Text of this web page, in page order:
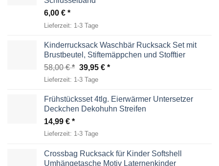
6,00 €
Lieferzeit: 1-3 Tage
Kinderrucksack Waschbär Rucksack Set mit
Brustbeutel, Stiftemäppchen und Stofftier
58,00€
Ursprünglicher
Preis
58,00 €
39,95 € Aktueller
39,95 €.
Lieferzeit: 1-3 Tage
Frühstücksset 4tlg. Eierwärmer Untersetzer
Deckchen Dekohuhn Streifen
14,99 €
Lieferzeit: 1-3 Tage
Crossbag Rucksack für Kinder Softshell
Umhängetasche Motiv Laternenkinder